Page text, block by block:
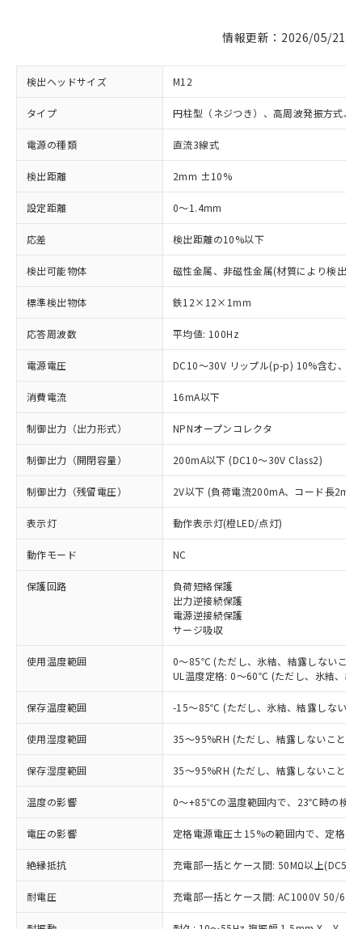
情報更新：2026/05/21
検出ヘッドサイズ M12
タイプ 円柱型（ネジつき）、高周波発振方式、
電源の種類 直流3線式
検出距離 2mm ±10%
設定距離 0～1.4mm
応差 検出距離の10%以下
検出可能物体 磁性金属、非磁性金属(材質により検出距
標準検出物体 鉄12×12×1mm
応答周波数 平均値: 100Hz
電源電圧 DC10～30V リップル(p-p) 10%含む、
消費電流 16mA以下
制御出力（出力形式） NPNオープンコレクタ
制御出力（開閉容量） 200mA以下 (DC10～30V Class2)
制御出力（残留電圧） 2V以下 (負荷電流200mA、コード長2m時
表示灯 動作表示灯(橙LED/点灯)
動作モード NC
保護回路
負荷短絡保護
出力逆接続保護
電源逆接続保護
サージ吸収
使用温度範囲
0～85℃ (ただし、氷結、結露しないこと)
UL温度定格: 0～60℃ (ただし、氷結、結
保存温度範囲 -15～85℃ (ただし、氷結、結露しないこ
使用湿度範囲 35～95%RH (ただし、結露しないこと)
保存湿度範囲 35～95%RH (ただし、結露しないこと)
温度の影響 0～+85℃の温度範囲内で、23℃時の検
電圧の影響 定格電源電圧±15%の範囲内で、定格電
絶縁抵抗 充電部一括とケース間: 50MΩ以上
耐電圧 充電部一括とケース間: AC1000V 50/
以下の条件をお読みいただき、同意のうえ
ご利用ください。
本サービスは、当社制御機器事業取扱
商品の当社在庫状況および標準価格
(税抜)を提供させていただくもので
当社制御機器事業取扱商品の中には、
本サービスの対象外となる商品もある
ことをご了承ください。
在庫状況および標準価格照会結果は、
タに基づき作成されるものであり、閲
対応済み：EU RoHS指令（10物質）の
非含有に対応した製品が提供可能な商品で
対応予定：EU RoHS指令（10物質）の非含
有に対応した製品に切り替える予定のある
対応予定なし：EU RoHS指令（10物質）の
定はありません。
調査・確認中：EU RoHS指令（10物質）の
非含有の対応状況を調査中または確認中の
商品です。
非該当品：ライセンス料など無形物で、有
害物質有無と関係のない商品です。
仕入先様の事情により、非含有部品として
いたものが、含有品と判明した場合などや
むを得ず変更することがあります。
*EU RoHS指令（10物質）：
※1 中国RoHS○×表
「○」：最大均質材料含有率が中国RoHSの
基準値以下であることを示します。
「×」：最大均質材料含有率が中国RoHSの
基準値を超えていることを示します。
「－」：未確認です。当社販売部門へお問
当社は、これら貴社製品のうち、外国
為替および外国貿易法に定める商品
（以下｢規制貨物等」という）を輸出